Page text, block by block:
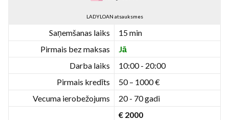
LADYLOAN atsauksmes
Saņemšanas laiks
15 min
Pirmais bez maksas
Jā
Darba laiks
10:00 - 20:00
Pirmais kredīts
50 – 1000 €
Vecuma ierobežojums
20 - 70 gadi
€ 2000